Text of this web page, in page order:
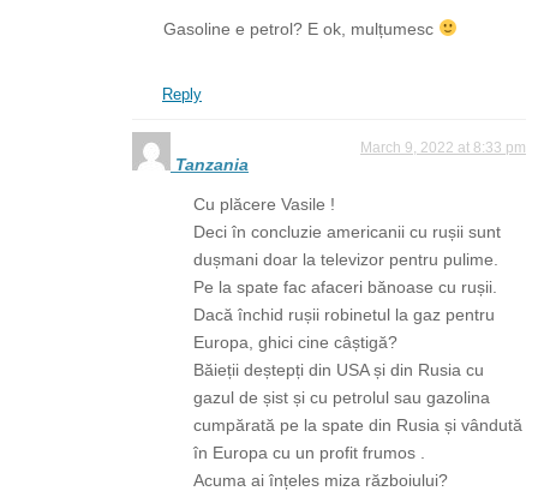
Gasoline e petrol? E ok, mulțumesc
Reply
Tanzania
March 9, 2022 at 8:33 pm
Cu plăcere Vasile !
Deci în concluzie americanii cu rușii sunt
dușmani doar la televizor pentru pulime.
Pe la spate fac afaceri bănoase cu rușii.
Dacă închid rușii robinetul la gaz pentru
Europa, ghici cine câștigă?
Băieții deștepți din USA și din Rusia cu
gazul de șist și cu petrolul sau gazolina
cumpărată pe la spate din Rusia și vândută
în Europa cu un profit frumos .
Acuma ai înțeles miza războiului?